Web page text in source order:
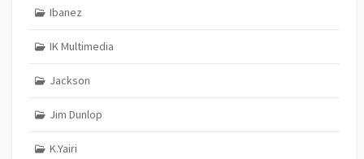
Ibanez
IK Multimedia
Jackson
Jim Dunlop
K.Yairi